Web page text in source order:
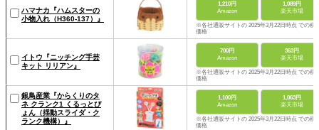
ハマナカ『ハムスターの
小物入れ（H360-137）』
1,210円
Amazon
1,089円
楽天市場
※各社通販サイトの 2025年3月22日時点 での税
価格
イトウ『ニッチング手芸
キット リリアン』
700円
Amazon
363円
楽天市場
※各社通販サイトの 2025年3月22日時点 での税
価格
銀鳥産業『からくりのタ
ネ クランク1 くるっとぴ
ょん（揺動スライダ・ク
ランク機構）』
1,100円
Amazon
1,063円
楽天市場
※各社通販サイトの 2025年3月22日時点 での税
価格